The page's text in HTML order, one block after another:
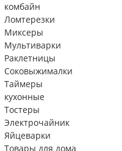
комбайн
Ломтерезки
Миксеры
Мультиварки
Раклетницы
Соковыжималки
Таймеры
кухонные
Тостеры
Электрочайник
Яйцеварки
Товары для дома